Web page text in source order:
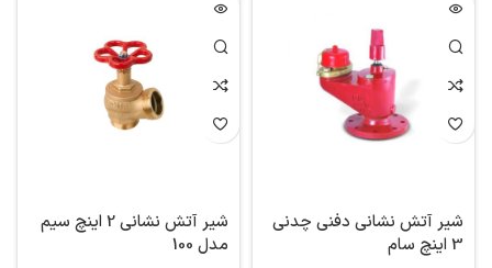
شیر آتش نشانی دفنی چدنی
3 اینچ سام
شیر آتش نشانی 2 اینچ سیم
مدل 100